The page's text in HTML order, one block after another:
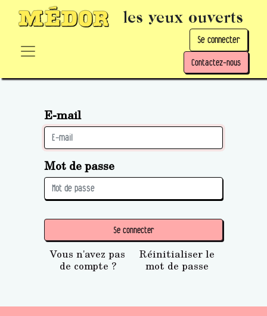
les yeux ouverts
Se connecter
Contactez-nous
E-mail
Mot de passe
Se connecter
Vous n'avez pas
de compte ?
Réinitialiser le
mot de passe